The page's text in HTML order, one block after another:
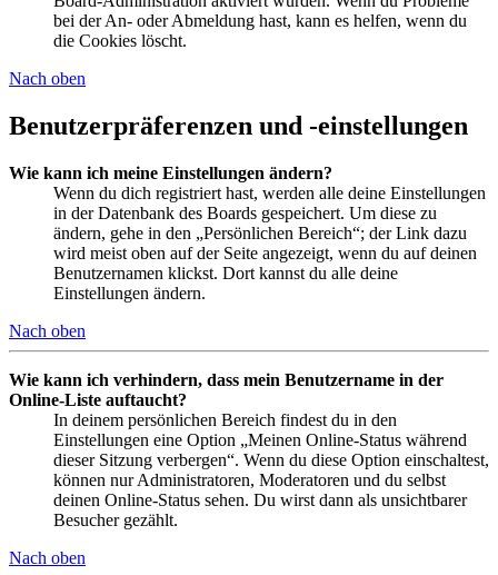
bei der An- oder Abmeldung hast, kann es helfen, wenn du
die Cookies löscht.
Nach oben
Benutzerpräferenzen und -einstellungen
Wie kann ich meine Einstellungen ändern?
Wenn du dich registriert hast, werden alle deine Einstellungen
in der Datenbank des Boards gespeichert. Um diese zu
ändern, gehe in den „Persönlichen Bereich“; der Link dazu
wird meist oben auf der Seite angezeigt, wenn du auf deinen
Benutzernamen klickst. Dort kannst du alle deine
Einstellungen ändern.
Nach oben
Wie kann ich verhindern, dass mein Benutzername in der
Online-Liste auftaucht?
In deinem persönlichen Bereich findest du in den
Einstellungen eine Option „Meinen Online-Status während
dieser Sitzung verbergen“. Wenn du diese Option einschaltest,
können nur Administratoren, Moderatoren und du selbst
deinen Online-Status sehen. Du wirst dann als unsichtbarer
Besucher gezählt.
Nach oben